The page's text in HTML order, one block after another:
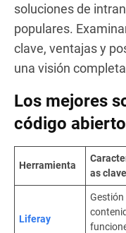
soluciones de
populares.
clave, ventajas y
una visión
Los mejores
código
Herramienta
as clave
Liferay
Gestión